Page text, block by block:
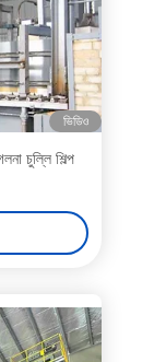
ভিডিও
চুল্লি শিল্প